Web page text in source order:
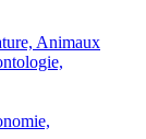
Animaux